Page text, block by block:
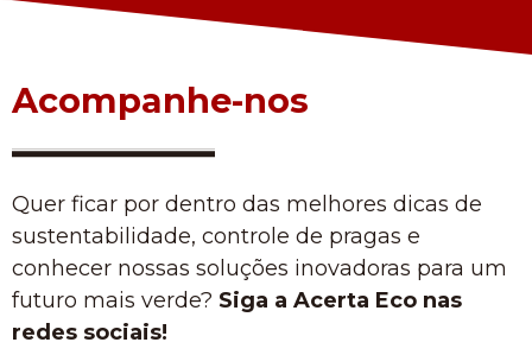
Acompanhe-nos
Quer ficar por dentro das melhores dicas de
sustentabilidade, controle de pragas e
conhecer nossas soluções inovadoras para um
futuro mais verde? Siga a Acerta Eco nas
redes sociais!